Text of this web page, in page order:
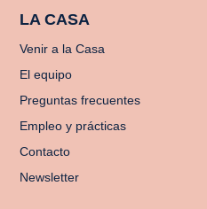
LA CASA
Venir a la Casa
El equipo
Preguntas frecuentes
Empleo y prácticas
Contacto
Newsletter